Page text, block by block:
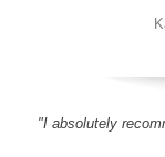
"I absolutely